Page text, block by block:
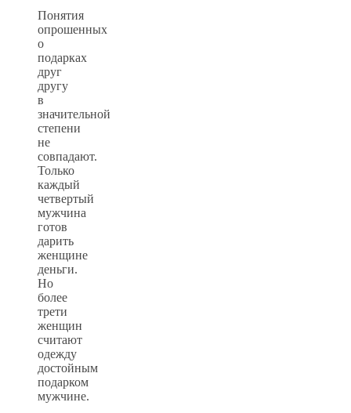
Понятия
опрошенных
о
подарках
друг
другу
в
значительной
степени
не
совпадают.
Только
каждый
четвертый
мужчина
готов
дарить
женщине
деньги.
Но
более
трети
женщин
считают
одежду
достойным
подарком
мужчине.